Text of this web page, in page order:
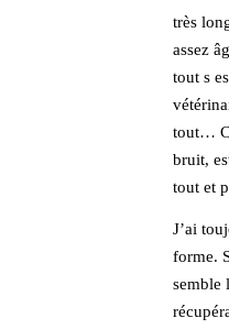
très
assez
tout s
tout…
bruit,
tout et
J’ai
forme.
semble